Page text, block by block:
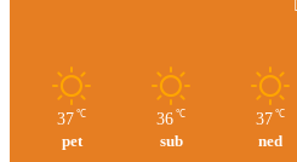
37 ℃
pet
36 ℃
sub
37 ℃
ned